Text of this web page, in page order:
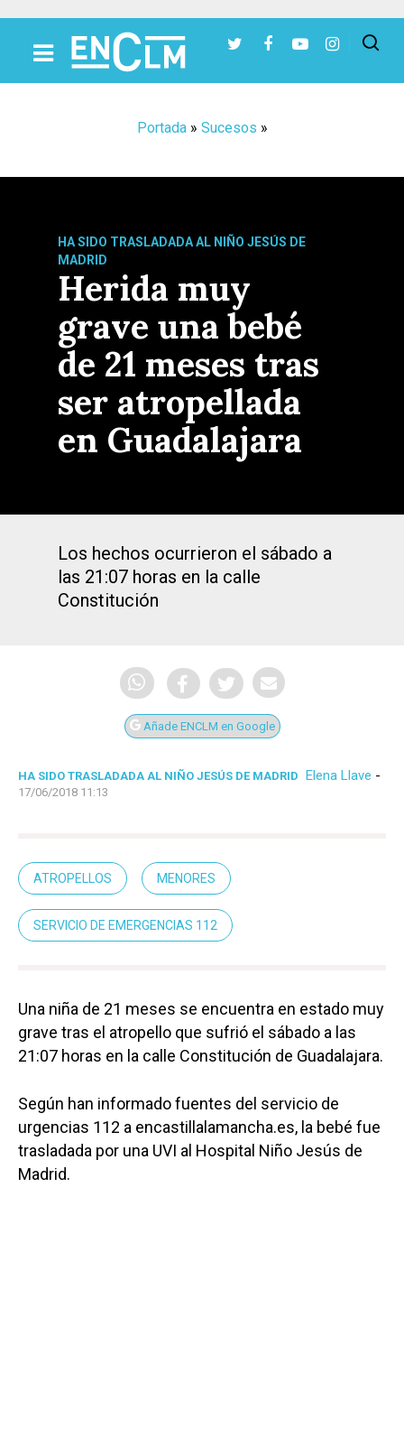
Portada» Sucesos »
HA SIDO TRASLADADA AL NIÑO JESÚS DE
MADRID
Herida muy
grave una bebé
de 21 meses tras
ser atropellada
en Guadalajara
Los hechos ocurrieron el sábado a
las 21:07 horas en la calle
Constitución
Añade ENCLM en Google
HA SIDO TRASLADADA AL NIÑO JESÚS DE MADRID Elena Llave -
17/06/2018 11:13
ATROPELLOS MENORES
SERVICIO DE EMERGENCIAS 112
Una niña de 21 meses se encuentra en estado muy
grave tras el atropello que sufrió el sábado a las
21:07 horas en la calle Constitución de Guadalajara.
Según han informado fuentes del servicio de
urgencias 112 a encastillalamancha.es, la bebé fue
trasladada por una UVI al Hospital Niño Jesús de
Madrid.